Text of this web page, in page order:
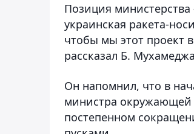
Позиция министерства
украинская ракета-
чтобы мы этот проект
рассказал Б.
Он напомнил, что в
министра окружающей
постепенном